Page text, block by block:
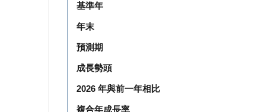
基準年
年末
預測期
成長勢頭
2026 年與前一年相比
複合年成長率